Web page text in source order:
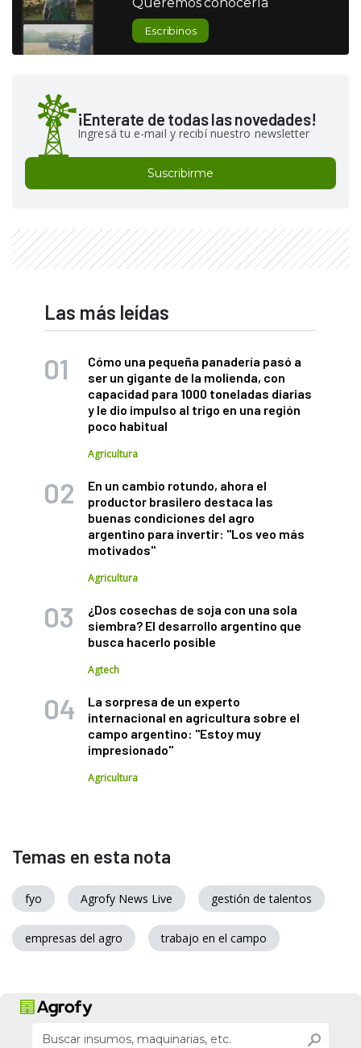
Escribinos
¡Enterate de todas las novedades!
Ingresá tu e-mail y recibí nuestro newsletter
Suscribirme
Las más leídas
Cómo una pequeña panadería pasó a
ser un gigante de la molienda, con
capacidad para 1000 toneladas diarias
y le dio impulso al trigo en una región
poco habitual
Agricultura
En un cambio rotundo, ahora el
productor brasilero destaca las
buenas condiciones del agro
argentino para invertir: "Los veo más
motivados"
Agricultura
¿Dos cosechas de soja con una sola
siembra? El desarrollo argentino que
busca hacerlo posible
Agtech
La sorpresa de un experto
internacional en agricultura sobre el
campo argentino: "Estoy muy
impresionado"
Agricultura
Temas en esta nota
fyo Agrofy News Live gestión de talentos
empresas del agro trabajo en el campo